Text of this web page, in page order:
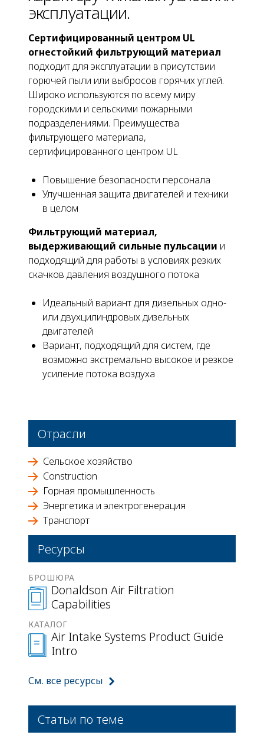
эксплуатации.
Сертифицированный центром UL
огнестойкий фильтрующий материал
подходит для эксплуатации в присутствии
горючей пыли или выбросов горячих углей.
Широко используются по всему миру
городскими и сельскими пожарными
подразделениями. Преимущества
фильтрующего материала,
сертифицированного центром UL
Повышение безопасности персонала
Улучшенная защита двигателей и техники
в целом
Фильтрующий материал,
выдерживающий сильные пульсации и
подходящий для работы в условиях резких
скачков давления воздушного потока
Идеальный вариант для дизельных одно-
или двухцилиндровых дизельных
двигателей
Вариант, подходящий для систем, где
возможно экстремально высокое и резкое
усиление потока воздуха
Отрасли
Сельское хозяйство
Construction
Горная промышленность
Энергетика и электрогенерация
Транспорт
Ресурсы
БРОШЮРА
Donaldson Air Filtration
Capabilities
КАТАЛОГ
Air Intake Systems Product Guide
Intro
См. все ресурсы
Статьи по теме